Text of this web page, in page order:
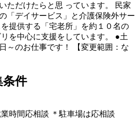
ただけたらと思 っています。 民家
「デイサービス」と介護保険外サー
提供する「宅老所」を約１０名の
を中心に支援をしています。 ●土
～のお仕事です！ 【変更範囲：な
条件
業時間応相談 ＊駐車場は応相談